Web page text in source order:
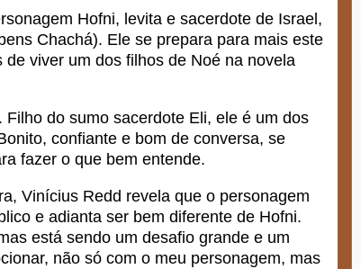
Hofni, levita e sacerdote de Israel,
Chachá). Ele se prepara para mais este
viver um dos filhos de Noé na novela
do sumo sacerdote Eli, ele é um dos
confiante e bom de conversa, se
fazer o que bem entende.
Vinícius Redd revela que o personagem
e adianta ser bem diferente de Hofni.
está sendo um desafio grande e um
não só com o meu personagem, mas